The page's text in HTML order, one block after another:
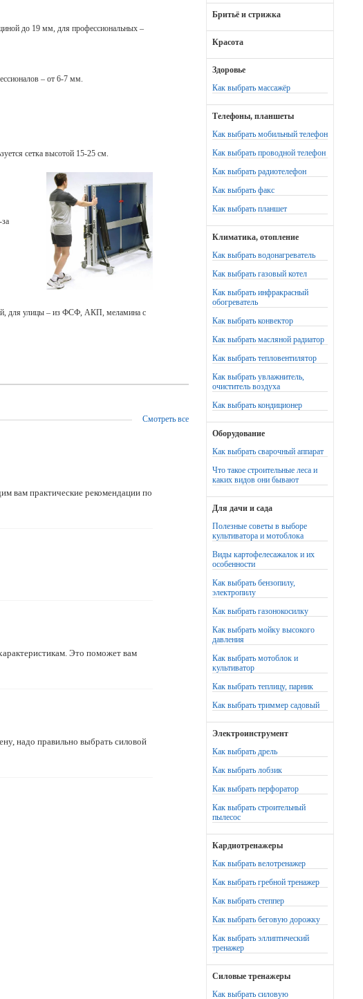
до 19 мм, для профессиональных –
– от 6-7 мм.
сетка высотой 15-25 см.
для улицы – из ФСФ, АКП, меламина с
Смотреть все
вам практические рекомендации по
Это поможет вам
надо правильно выбрать силовой
Бритьё и стрижка
Красота
Здоровье
Как выбрать массажёр
Телефоны, планшеты
Как выбрать мобильный телефон
Как выбрать проводной телефон
Как выбрать радиотелефон
Как выбрать факс
Как выбрать планшет
Климатика, отопление
Как выбрать водонагреватель
Как выбрать газовый котел
Как выбрать инфракрасный
обогреватель
Как выбрать конвектор
Как выбрать масляной радиатор
Как выбрать тепловентилятор
Как выбрать увлажнитель,
очиститель воздуха
Как выбрать кондиционер
Оборудование
Как выбрать сварочный аппарат
Что такое строительные леса и
каких видов они бывают
Для дачи и сада
Полезные советы в выборе
культиватора и мотоблока
Виды картофелесажалок и их
особенности
Как выбрать бензопилу,
электропилу
Как выбрать газонокосилку
Как выбрать мойку высокого
давления
Как выбрать мотоблок и
культиватор
Как выбрать теплицу, парник
Как выбрать триммер садовый
Электроинструмент
Как выбрать дрель
Как выбрать лобзик
Как выбрать перфоратор
Как выбрать строительный
пылесос
Кардиотренажеры
Как выбрать велотренажер
Как выбрать гребной тренажер
Как выбрать степпер
Как выбрать беговую дорожку
Как выбрать эллиптический
тренажер
Силовые тренажеры
Как выбрать силовую